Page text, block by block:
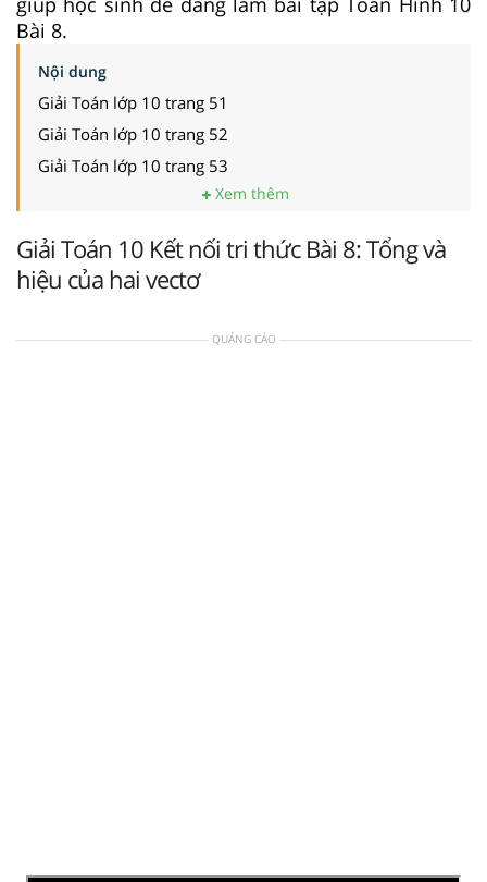
Bài 8.
Nội dung
Giải Toán lớp 10 trang 51
Giải Toán lớp 10 trang 52
Giải Toán lớp 10 trang 53
Xem thêm
Giải Toán 10 Kết nối tri thức Bài 8: Tổng và
hiệu của hai vectơ
QUẢNG CÁO